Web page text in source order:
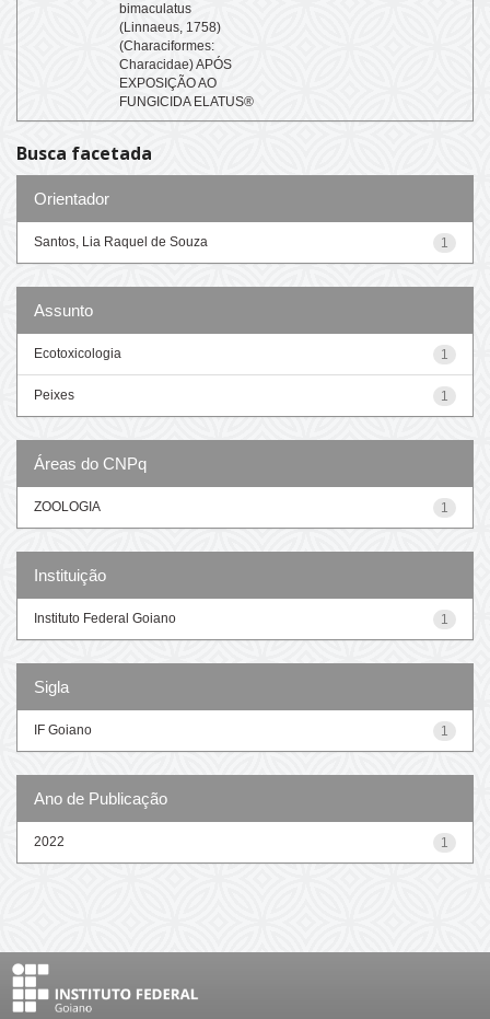
bimaculatus
(Linnaeus, 1758)
(Characiformes:
Characidae) APÓS
EXPOSIÇÃO AO
FUNGICIDA ELATUS®
Busca facetada
Orientador
1
Santos, Lia Raquel de Souza
Assunto
1
Ecotoxicologia
1
Peixes
Áreas do CNPq
1
ZOOLOGIA
Instituição
1
Instituto Federal Goiano
Sigla
1
IF Goiano
Ano de Publicação
1
2022